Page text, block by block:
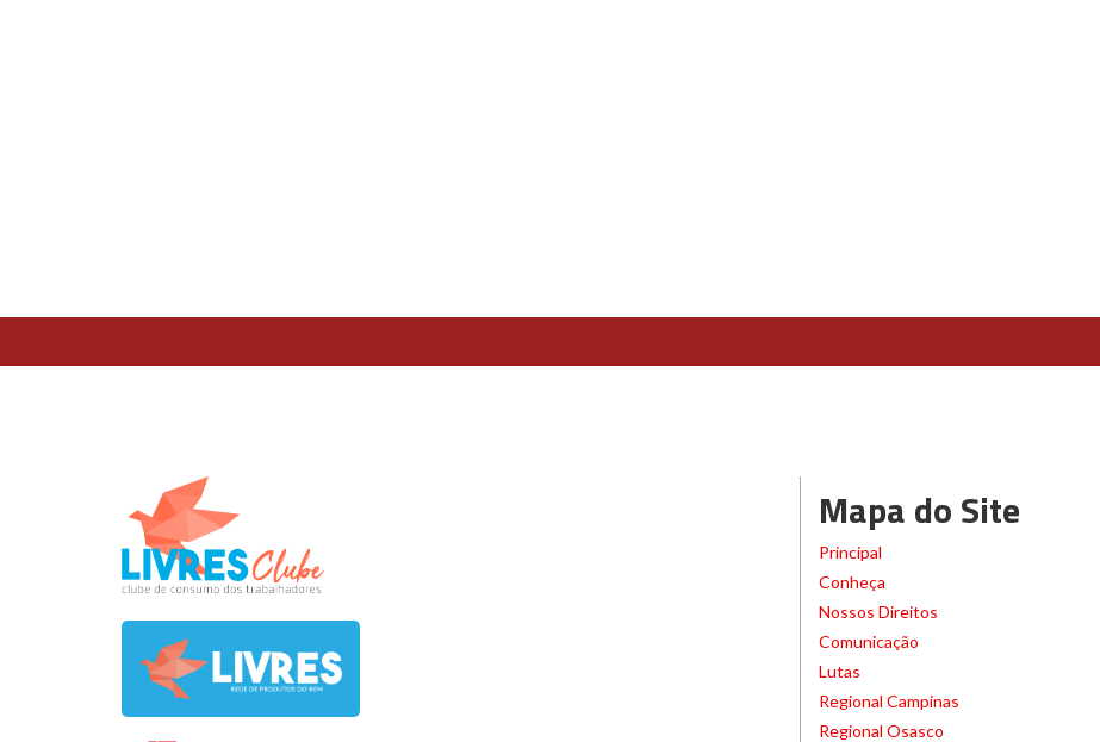
TESTE
Mapa do Site
Principal
Conheça
Nossos Direitos
Comunicação
Lutas
Regional Campinas
Regional Osasco